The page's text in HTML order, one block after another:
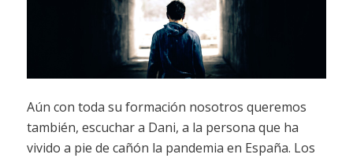
Aún con toda su formación nosotros queremos
también, escuchar a Dani, a la persona que ha
vivido a pie de cañón la pandemia en España. Los